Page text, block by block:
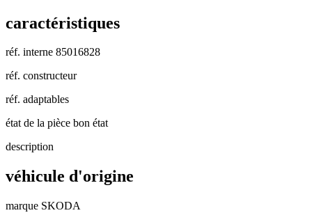
caractéristiques
réf. interne 85016828
réf. constructeur
réf. adaptables
état de la pièce bon état
description
véhicule d'origine
marque SKODA